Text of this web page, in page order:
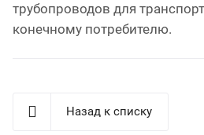
трубопроводов для
конечному потребителю.
Назад к списку